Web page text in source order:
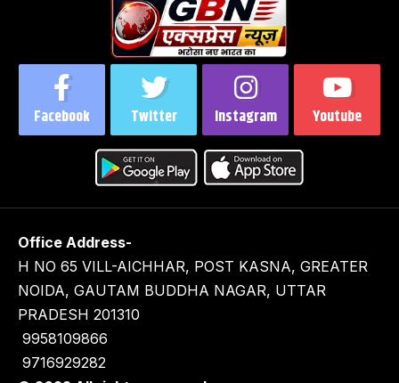
Office Address-
H NO 65 VILL-AICHHAR, POST KASNA, GREATER
NOIDA, GAUTAM BUDDHA NAGAR, UTTAR
PRADESH 201310
9958109866
9716929282
Facebook Twitter Instagram Youtube